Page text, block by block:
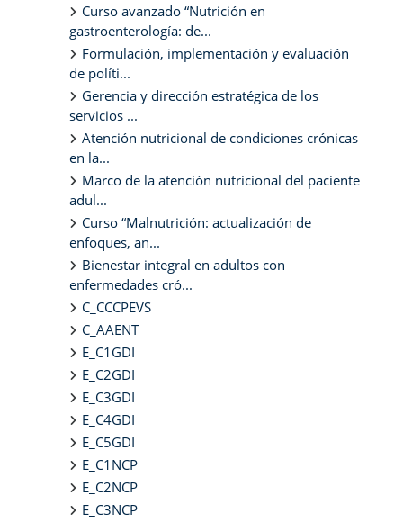
Curso avanzado “Nutrición en
gastroenterología: de...
Formulación, implementación y evaluación
de políti...
Gerencia y dirección estratégica de los
servicios ...
Atención nutricional de condiciones crónicas
en la...
Marco de la atención nutricional del paciente
adul...
Curso “Malnutrición: actualización de
enfoques, an...
Bienestar integral en adultos con
enfermedades cró...
C_CCCPEVS
C_AAENT
E_C1GDI
E_C2GDI
E_C3GDI
E_C4GDI
E_C5GDI
E_C1NCP
E_C2NCP
E_C3NCP